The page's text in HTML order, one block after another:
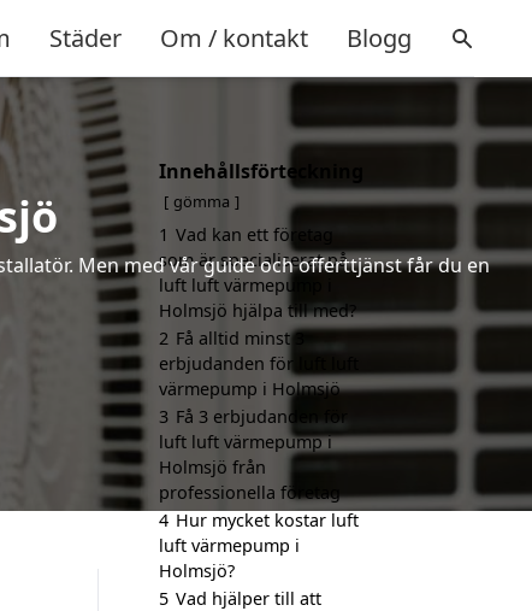
Städer Om / kontakt Blogg
Men med vår guide och offerttjänst får du en
Innehållsförteckning
gömma
1 Vad kan ett företag
som är specialiserat på
luft luft värmepump i
Holmsjö hjälpa till med?
2 Få alltid minst 3
erbjudanden för luft luft
värmepump i Holmsjö
3 Få 3 erbjudanden för
luft luft värmepump i
Holmsjö från
professionella företag
4 Hur mycket kostar luft
luft värmepump i
Holmsjö?
5 Vad hjälper till att